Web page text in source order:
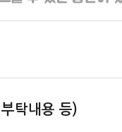
탁내용 등)